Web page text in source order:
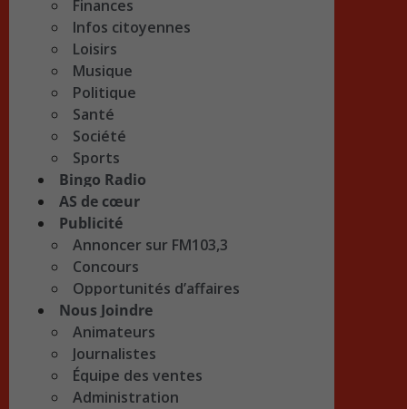
Finances
Infos citoyennes
Loisirs
Musique
Politique
Santé
Société
Sports
Bingo Radio
AS de cœur
Publicité
Annoncer sur FM103,3
Concours
Opportunités d’affaires
Nous Joindre
Animateurs
Journalistes
Équipe des ventes
Administration